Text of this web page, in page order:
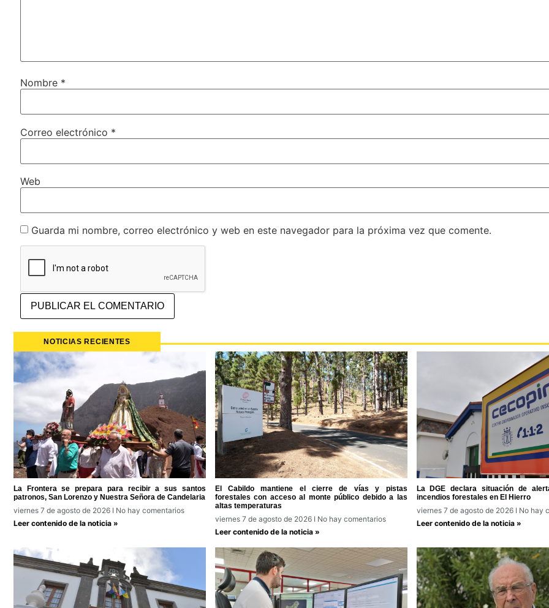
Nombre *
Correo electrónico *
Web
Guarda mi nombre, correo electrónico y web en este navegador para la próxima vez que comente.
NOTICIAS RECIENTES
La Frontera se prepara para recibir a sus santos
patronos, San Lorenzo y Nuestra Señora de Candelaria
viernes 7 de agosto de 2026
No hay comentarios
Leer contenido de la noticia »
El Cabildo mantiene el cierre de vías y pistas
forestales con acceso al monte público debido a las
altas temperaturas
viernes 7 de agosto de 2026
No hay comentarios
Leer contenido de la noticia »
La DGE declara situación de
incendios forestales en El Hierro
viernes 7 de agosto de 2026
No hay
Leer contenido de la noticia »